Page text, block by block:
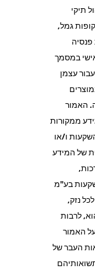
תיקי
גמל,
פנסיה
אישי במסמך
עצמן
האמור
ממקורות
ו/או
של המידע
בע"מ
נזק,
לרבות
האמור
העבר של